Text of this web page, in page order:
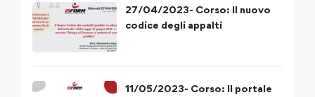
27/04/2023- Corso: Il nuovo
codice degli appalti
11/05/2023- Corso: Il portale